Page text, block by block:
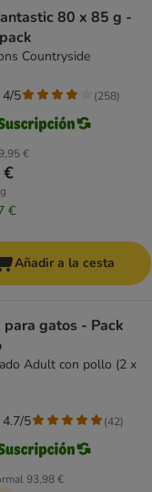
80 x 85 g -
Countryside
€
€
€
4/5 (258)
Añadir a la cesta
gatos - Pack
Adult con pollo (2 x
93,98 €
5 (42)